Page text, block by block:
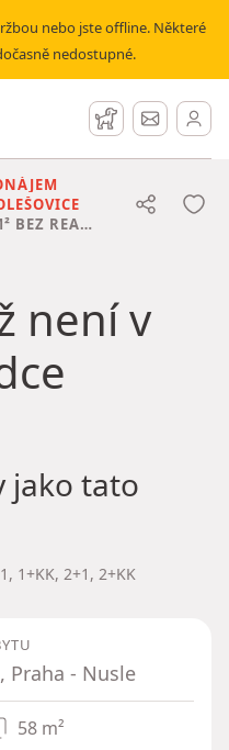
nebo jste offline. Některé
nedostupné.
Hlídací pes
Zprávy
REALITKY
není v
jako tato
, 1+KK, 2+1 , 2+KK
Praha - Nusle
58 m²